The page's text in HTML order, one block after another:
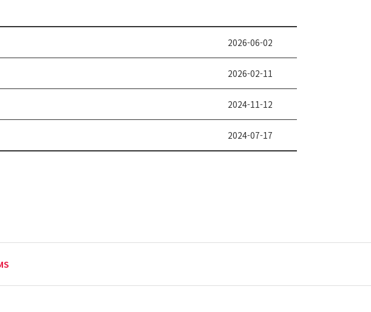
2026-06-02
2026-02-11
2024-11-12
2024-07-17